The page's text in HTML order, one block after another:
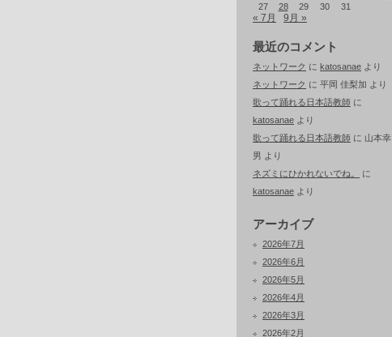
27
28 29 30 31
« 7月 9月 »
最近のコメント
ネットワーク に katosanae より
ネットワーク に 平岡 佳梨加 より
歌って踊れる日本語教師 に
katosanae より
歌って踊れる日本語教師 に 山本幸
男 より
ネズミにひかれないでね。
に
katosanae より
アーカイブ
2026年7月
2026年6月
2026年5月
2026年4月
2026年3月
2026年2月